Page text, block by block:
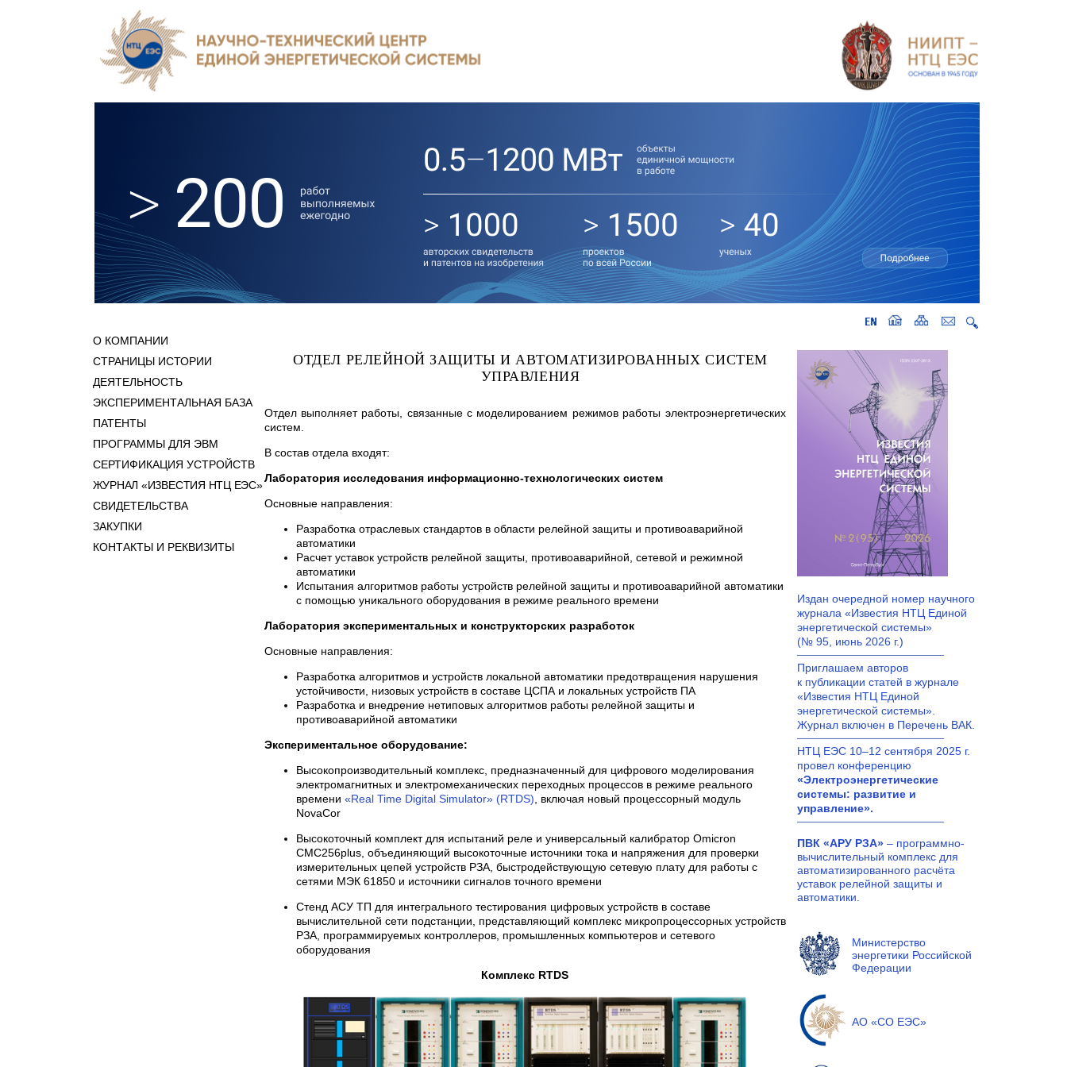
О КОМПАНИИ
СТРАНИЦЫ ИСТОРИИ
ДЕЯТЕЛЬНОСТЬ
ЭКСПЕРИМЕНТАЛЬНАЯ БАЗА
ПАТЕНТЫ
ПРОГРАММЫ ДЛЯ ЭВМ
СЕРТИФИКАЦИЯ УСТРОЙСТВ
ЖУРНАЛ «ИЗВЕСТИЯ НТЦ ЕЭС»
СВИДЕТЕЛЬСТВА
ЗАКУПКИ
КОНТАКТЫ И РЕКВИЗИТЫ
ОТДЕЛ РЕЛЕЙНОЙ ЗАЩИТЫ И АВТОМАТИЗИРОВАННЫХ СИСТЕМ
УПРАВЛЕНИЯ
Отдел выполняет работы, связанные с моделированием режимов работы электроэнергетических
систем.
В состав отдела входят:
Лаборатория исследования информационно-технологических систем
Основные направления:
Разработка отраслевых стандартов в области релейной защиты и противоаварийной
автоматики
Расчет уставок устройств релейной защиты, противоаварийной, сетевой и режимной
автоматики
Испытания алгоритмов работы устройств релейной защиты и противоаварийной автоматики
с помощью уникального оборудования в режиме реального времени
Лаборатория экспериментальных и конструкторских разработок
Основные направления:
Разработка алгоритмов и устройств локальной автоматики предотвращения нарушения
устойчивости, низовых устройств в составе ЦСПА и локальных устройств ПА
Разработка и внедрение нетиповых алгоритмов работы релейной защиты и
противоаварийной автоматики
Экспериментальное оборудование:
Высокопроизводительный комплекс, предназначенный для цифрового моделирования
электромагнитных и электромеханических переходных процессов в режиме реального
времени «Real Time Digital Simulator» (RTDS) , включая новый процессорный модуль
NovaCor
Высокоточный комплект для испытаний реле и универсальный калибратор Omicron
CMC256plus, объединяющий высокоточные источники тока и напряжения для проверки
измерительных цепей устройств РЗА, быстродействующую сетевую плату для работы с
сетями МЭК 61850 и источники сигналов точного времени
Стенд АСУ ТП для интегрального тестирования цифровых устройств в составе
вычислительной сети подстанции, представляющий комплекс микропроцессорных устройств
РЗА, программируемых контроллеров, промышленных компьютеров и сетевого
оборудования
Комплекс RTDS
Издан очередной номер научного
журнала «Известия НТЦ Единой
энергетической системы»
(№ 95, июнь 2026 г.)
Приглашаем авторов
к публикации статей в журнале
«Известия НТЦ Единой
энергетической системы».
Журнал включен в Перечень ВАК.
НТЦ ЕЭС 10–12 сентября 2025 г.
провел конференцию
«Электроэнергетические
системы: развитие и
управление».
ПВК «АРУ РЗА»– программно-
вычислительный комплекс для
автоматизированного расчёта
уставок релейной защиты и
автоматики.
Министерство
энергетики Российской
Федерации
АО «СО ЕЭС»